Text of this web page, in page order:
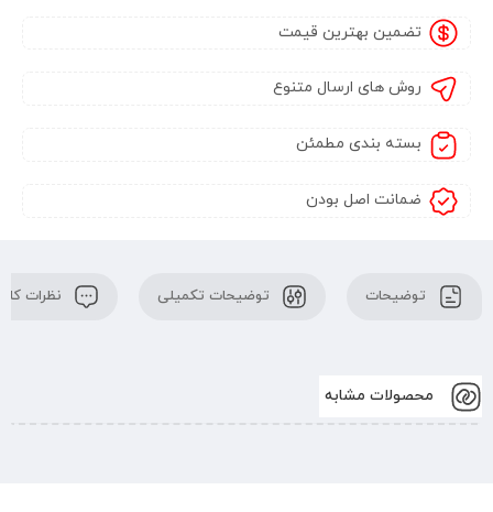
تضمین بهترین قیمت
روش های ارسال متنوع
بسته بندی مطمئن
ضمانت اصل بودن
توضیحات توضیحات تکمیلی نظرات
محصولات مشابه